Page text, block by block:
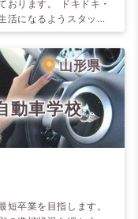
おります。 ドキドキ・
活になるようスタッフ
山形県
動車学校
卒業を目指します。